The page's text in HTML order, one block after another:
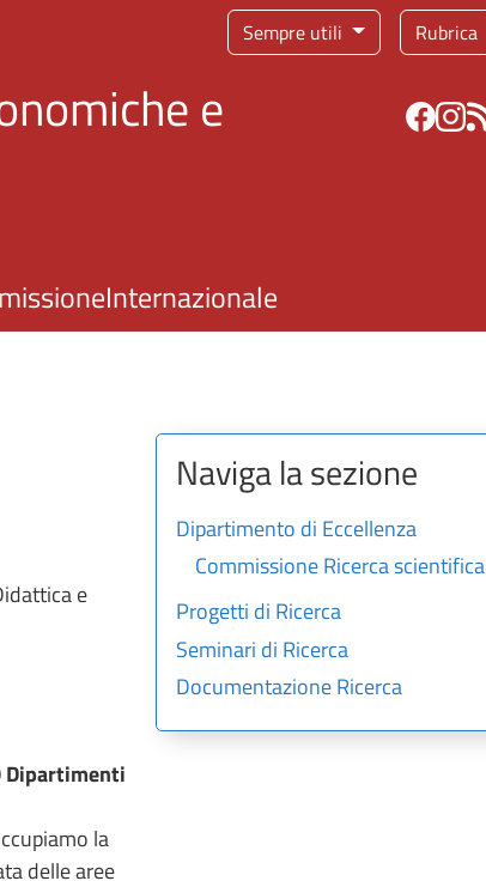
Sempre utili Rubrica
e
Internazionale
e
Dipartimenti
la
delle aree
Naviga la sezione
Dipartimento di Eccellenza
Commissione Ricerca scientifica
Progetti di Ricerca
Seminari di Ricerca
Documentazione Ricerca